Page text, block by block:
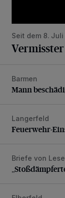
Seit dem 8.
Mann
Barmen
Mann
Feuerwehr-
Langerfeld
Feuerwehr-
Briefe von